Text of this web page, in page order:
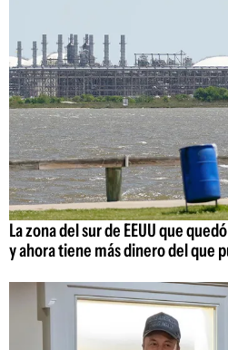
La zona del sur de EEUU que
y ahora tiene más dinero del que